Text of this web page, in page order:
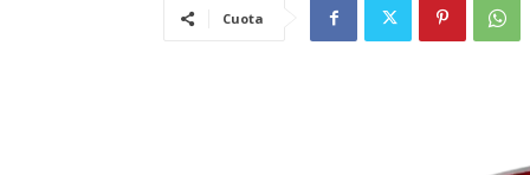
Cuota